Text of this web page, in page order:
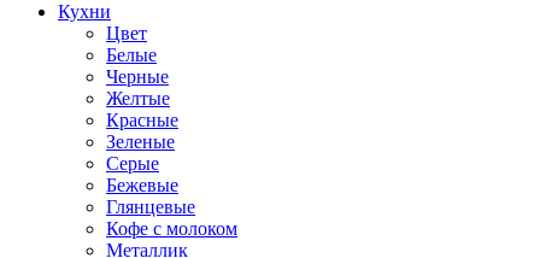
Кухни
Цвет
Белые
Черные
Желтые
Красные
Зеленые
Серые
Бежевые
Глянцевые
Кофе с молоком
Металлик